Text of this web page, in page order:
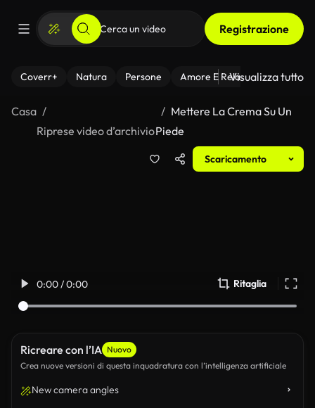
Registrazione
Coverr+ Natura Persone Amore E Relazioni Il
Visualizza tutto
Casa
Riprese video d’archivio
Mettere La Crema Su Un
Piede
Scaricamento
0:00 / 0:00 Ritaglia
Ricreare con l’IA Nuovo
Crea nuove versioni di questa inquadratura con l’intelligenza artificiale
New camera angles